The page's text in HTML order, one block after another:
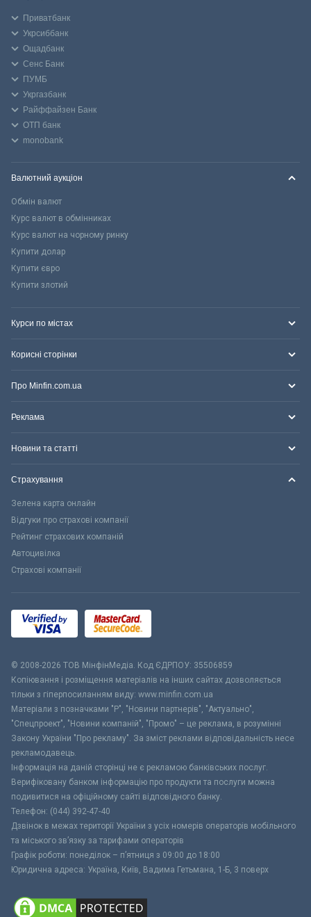
Приватбанк
Укрсиббанк
Ощадбанк
Сенс Банк
ПУМБ
Укргазбанк
Райффайзен Банк
ОТП банк
monobank
Валютний аукціон
Обмін валют
Курс валют в обмінниках
Курс валют на чорному ринку
Купити долар
Купити євро
Купити злотий
Курси по містах
Корисні сторінки
Про Minfin.com.ua
Реклама
Новини та статті
Страхування
Зелена карта онлайн
Відгуки про страхові компанії
Рейтинг страхових компаній
Автоцивілка
Страхові компанії
© 2008-2026 ТОВ МiнфiнМедiа. Код ЄДРПОУ: 35506859
Копіювання і розміщення матеріалів на інших сайтах дозволяється
тільки з гіперпосиланням виду: www.minfin.com.ua
Матеріали з позначками "Р", "Новини партнерів", "Актуально",
"Спецпроект", "Новини компаній", "Промо" – це реклама, в розумінні
Закону України "Про рекламу". За зміст реклами відповідальність несе
рекламодавець.
Інформація на даній сторінці не є рекламою банківських послуг.
Верифіковану банком інформацію про продукти та послуги можна
подивитися на офіційному сайті відповідного банку.
Телефон: (044) 392-47-40
Дзвінок в межах території України з усіх номерів операторів мобільного
та міського зв’язку за тарифами операторів
Графік роботи: понеділок – п’ятниця з 09:00 до 18:00
Юридична адреса: Україна, Київ, Вадима Гетьмана, 1-Б, 3 поверх